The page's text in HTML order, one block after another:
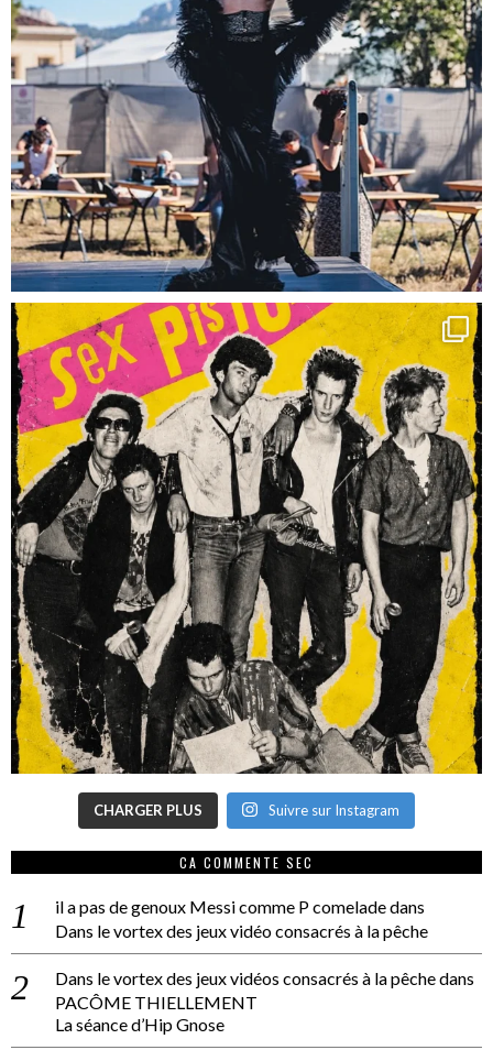
CHARGER PLUS Suivre sur Instagram
CA COMMENTE SEC
il a pas de genoux Messi comme P comeladedans
Dans le vortex des jeux vidéo consacrés à la pêche
Dans le vortex des jeux vidéos consacrés à la pêchedans
PACÔME THIELLEMENT
La séance d’Hip Gnose